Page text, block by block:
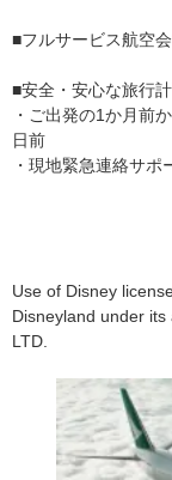
■フルサービス航空
■安全・安心な旅行
・ご出発の1か月前
日前
・現地緊急連絡サポ
Use of Disney
Disneyland under its
LTD.